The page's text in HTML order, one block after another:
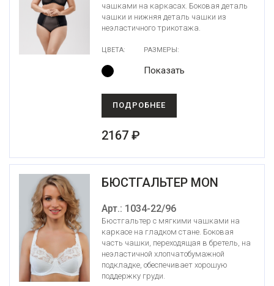
чашками на каркасах. Боковая деталь
чашки и нижняя деталь чашки из
неэластичного трикотажа.
ЦВЕТА: РАЗМЕРЫ:
Показать
ПОДРОБНЕЕ
2167 ₽
БЮСТГАЛЬТЕР MON
Арт.: 1034-22/96
Бюстгальтер с мягкими чашками на
каркасе на гладком стане. Боковая
часть чашки, переходящая в бретель, на
неэластичной хлопчатобумажной
подкладке, обеспечивает хорошую
поддержку груди.